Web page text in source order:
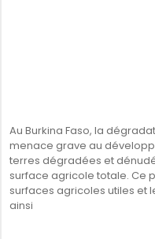
Au Burkina Faso, la
menace grave au
terres dégradées et
surface agricole totale. Ce
surfaces agricoles utiles et
ainsi